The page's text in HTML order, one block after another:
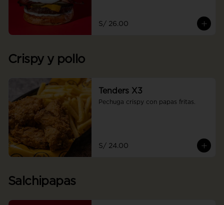
S/ 26.00
Crispy y pollo
Tenders X3
Pechuga crispy con papas fritas.
S/ 24.00
Salchipapas